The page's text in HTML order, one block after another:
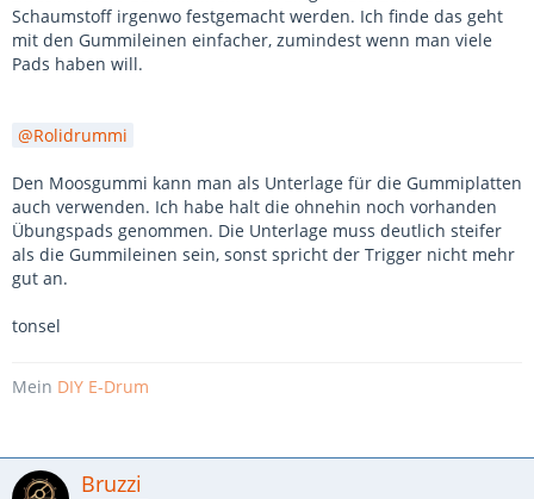
Schaumstoff irgenwo festgemacht werden. Ich finde das geht
mit den Gummileinen einfacher, zumindest wenn man viele
Pads haben will.
Rolidrummi
Den Moosgummi kann man als Unterlage für die Gummiplatten
auch verwenden. Ich habe halt die ohnehin noch vorhanden
Übungspads genommen. Die Unterlage muss deutlich steifer
als die Gummileinen sein, sonst spricht der Trigger nicht mehr
gut an.
tonsel
Mein DIY E-Drum
Bruzzi